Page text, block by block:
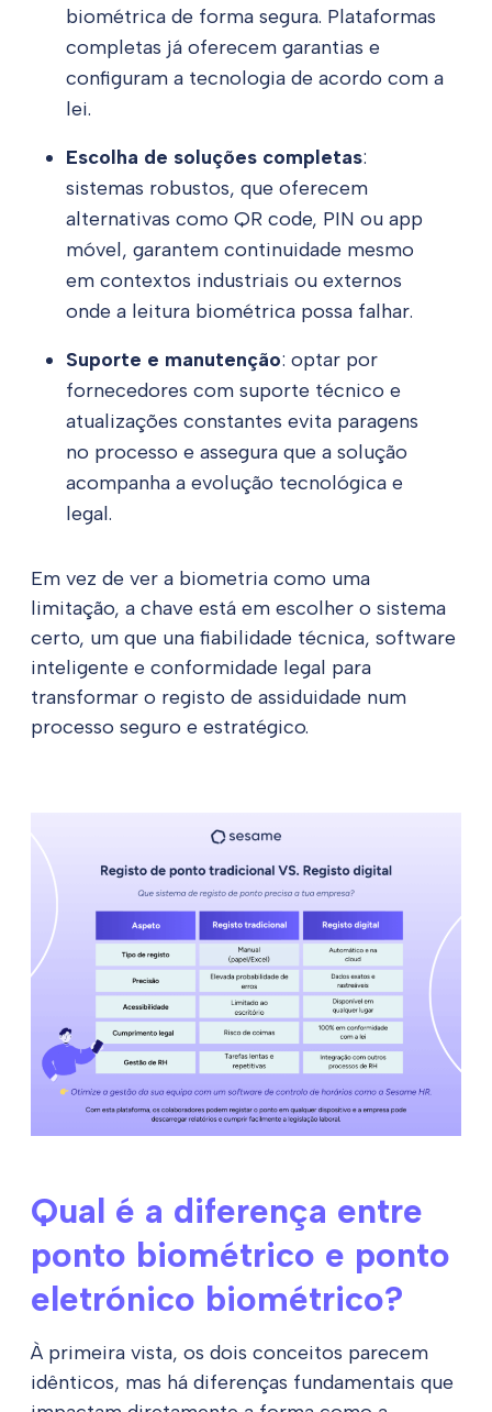
biométrica de forma segura. Plataformas
completas já oferecem garantias e
configuram a tecnologia de acordo com a
lei.
Escolha de soluções completas:
sistemas robustos, que oferecem
alternativas como QR code, PIN ou app
móvel, garantem continuidade mesmo
em contextos industriais ou externos
onde a leitura biométrica possa falhar.
Suporte e manutenção: optar por
fornecedores com suporte técnico e
atualizações constantes evita paragens
no processo e assegura que a solução
acompanha a evolução tecnológica e
legal.
Em vez de ver a biometria como uma
limitação, a chave está em escolher o sistema
certo, um que una fiabilidade técnica, software
inteligente e conformidade legal para
transformar o registo de assiduidade num
processo seguro e estratégico.
Qual é a diferença entre
ponto biométrico e ponto
eletrónico biométrico?
À primeira vista, os dois conceitos parecem
idênticos, mas há diferenças fundamentais que